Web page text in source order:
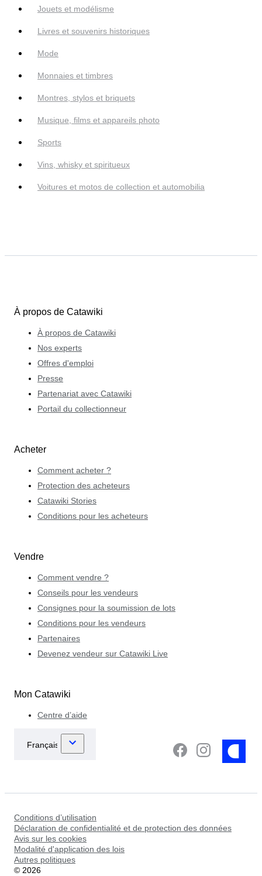
Jouets et modélisme
Livres et souvenirs historiques
Mode
Monnaies et timbres
Montres, stylos et briquets
Musique, films et appareils photo
Sports
Vins, whisky et spiritueux
Voitures et motos de collection et automobilia
À propos de Catawiki
À propos de Catawiki
Nos experts
Offres d'emploi
Presse
Partenariat avec Catawiki
Portail du collectionneur
Acheter
Comment acheter ?
Protection des acheteurs
Catawiki Stories
Conditions pour les acheteurs
Vendre
Comment vendre ?
Conseils pour les vendeurs
Consignes pour la soumission de lots
Conditions pour les vendeurs
Partenaires
Devenez vendeur sur Catawiki Live
Mon Catawiki
Centre d’aide
Conditions d’utilisation
Déclaration de confidentialité et de protection des données
Avis sur les cookies
Modalité d'application des lois
Autres politiques
© 2026